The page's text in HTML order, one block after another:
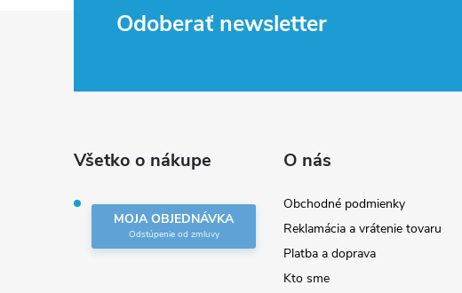
Odoberať newsletter
Všetko o nákupe
MOJA OBJEDNÁVKA
O nás
Obchodné podmienky
Reklamácia a vrátenie tovaru
Platba a doprava
Kto sme